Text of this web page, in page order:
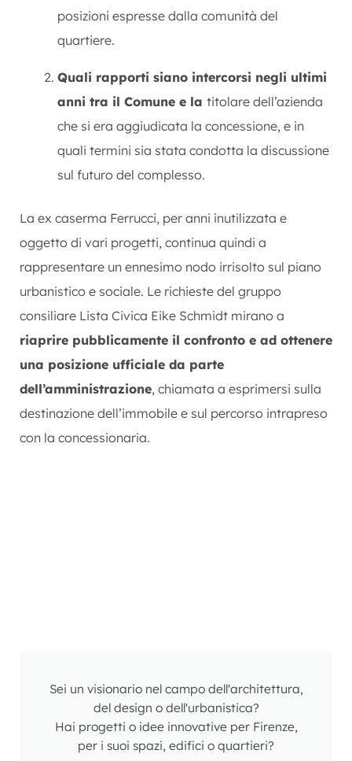
posizioni espresse dalla comunità del
quartiere.
Quali rapporti siano intercorsi negli ultimi
anni tra il Comune e la titolare dell’azienda
che si era aggiudicata la concessione, e in
quali termini sia stata condotta la discussione
sul futuro del complesso.
La ex caserma Ferrucci, per anni inutilizzata e
oggetto di vari progetti, continua quindi a
rappresentare un ennesimo nodo irrisolto sul piano
urbanistico e sociale. Le richieste del gruppo
consiliare Lista Civica Eike Schmidt mirano a
riaprire pubblicamente il confronto e ad ottenere
una posizione ufficiale da parte
dell’amministrazione, chiamata a esprimersi sulla
destinazione dell’immobile e sul percorso intrapreso
con la concessionaria.
Sei un visionario nel campo dell'architettura,
del design o dell'urbanistica?
Hai progetti o idee innovative per Firenze,
per i suoi spazi, edifici o quartieri?